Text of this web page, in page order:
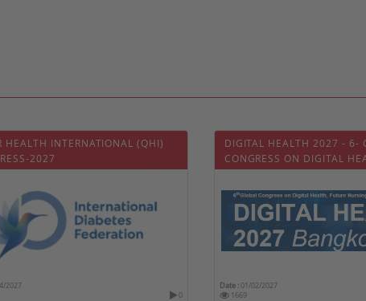
HEALTH INTERNATIONAL (QHI)
2027
2027
0
DIGITAL HEALTH 2027 - 6-
CONGRESS ON DIGITAL
FUTURE NURSING &
Date :01/02/2027
1669